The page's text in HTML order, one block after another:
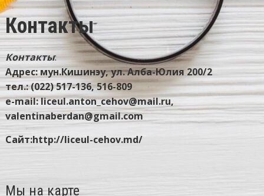
Мы на карте
Контакты
Контакты:
Адрес: мун.Кишинэу, ул. Алба-Юлия 200/2
тел.: (022) 517-136, 516-809
e-mail: liceul.anton_cehov@mail.ru,
valentinaberdan@gmail.com
Сайт:http://liceul-cehov.md/